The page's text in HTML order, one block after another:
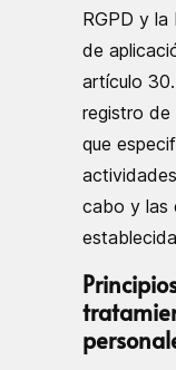
RGPD y la
de
artículo
registro
que
cabo y las